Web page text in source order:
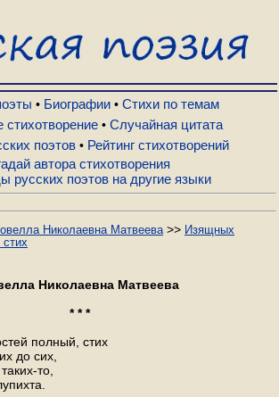
темам
стихотворение
поэтов
• Биографии• Стихи по темам
стихотворение • Случайная цитата
поэтов• Рейтинг стихотворений
автора стихотворения
русских поэтов на другие языки
Николаевна Матвеева >> Изящных
Николаевна Матвеева
* * *
полный, стих
до сих,
то,